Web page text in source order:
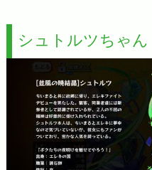
シュトルツちゃん